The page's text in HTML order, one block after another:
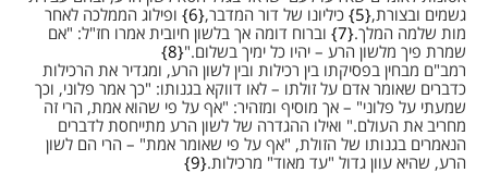
גשמים ובצורת, 5 כיליונו של דור המדבר, 6 ופילוג הממלכה לאחר
מות שלמה המלך. 7 וברוח דומה אך בלשון חיובית אמרו חז"ל: "אם
שמרת פיך מלשון הרע – יהיו כל ימיך בשלום." 8
רמב"ם מבחין בפסיקתו בין רכילות ובין לשון הרע, ומגדיר את הרכילות
כדברים שאומר אדם על זולתו – לאו דווקא בגנותו: "כך אמר פלוני, וכך
שמעתי על פלוני" – אך מוסיף ומזהיר: "אף על פי שהוא אמת, הרי זה
מחריב את העולם." ואילו ההגדרה של לשון הרע מתייחסת לדברים
הנאמרים בגנותו של הזולת, "אף על פי שאומר אמת" – הרי הם לשון
הרע, שהיא עוון גדול "עד מאוד" מרכילות. 9